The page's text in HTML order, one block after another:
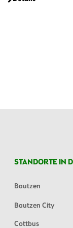
STANDORTE IN
Bautzen
Bautzen City
Cottbus